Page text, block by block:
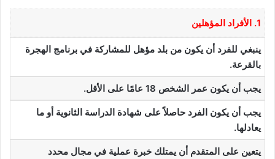
1. الأفراد المؤهلين
ينبغي للفرد أن يكون من بلد مؤهل للمشاركة في برنامج الهجرة
بالقرعة.
يجب أن يكون عمر الشخص 18 عامًا على الأقل.
يجب أن يكون الفرد حاصلاً على شهادة الدراسة الثانوية أو ما
يعادلها.
يتعين على المتقدم أن يمتلك خبرة عملية في مجال محدد